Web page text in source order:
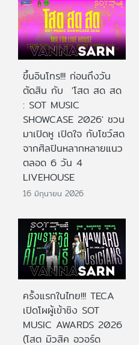
ขึ้นอินโทร!!! ก่อนถึงวัน
ตัดสิน กับ 'โสต สด สด
: SOT MUSIC
SHOWCASE 2026' ชวน
มาเปิดหู เปิดใจ กับโชว์สด
จากศิลปินหลากหลายแนว
ตลอด 6 วัน 4
LIVEHOUSE
16 มิถุนายน 2026
ครั้งแรกในไทย!!! TECA
เปิดโผผู้เข้าชิง SOT
MUSIC AWARDS 2026
(โสต มิวสิค อวอร์ด